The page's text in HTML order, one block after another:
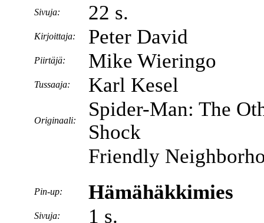
Sivuja: 22 s.
Kirjoittaja: Peter David
Piirtäjä: Mike Wieringo
Tussaaja: Karl Kesel
Originaali:
Spider-Man: The
Shock
Friendly
Pin-up: Hämähäkkimies
Sivuja: 1 s.